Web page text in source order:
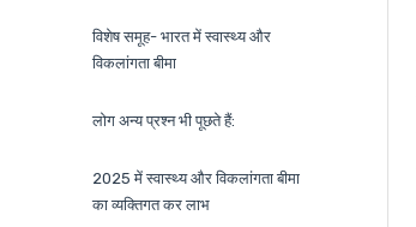
विशेष समूह- भारत में स्वास्थ्य और
विकलांगता बीमा
लोग अन्य प्रश्न भी पूछते हैं:
2025 में स्वास्थ्य और विकलांगता बीमा
का व्यक्तिगत कर लाभ